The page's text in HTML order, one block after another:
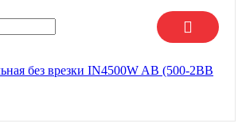
без врезки IN4500W AB (500-2BB